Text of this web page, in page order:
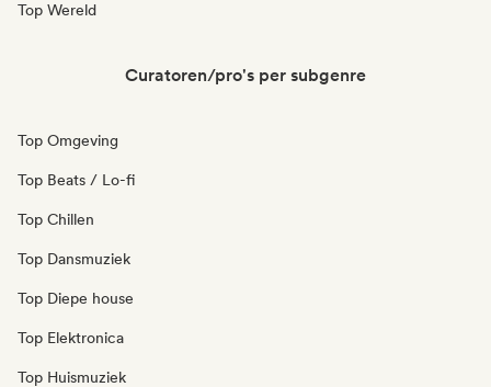
Top Wereld
Curatoren/pro's per subgenre
Top Omgeving
Top Beats / Lo-fi
Top Chillen
Top Dansmuziek
Top Diepe house
Top Elektronica
Top Huismuziek